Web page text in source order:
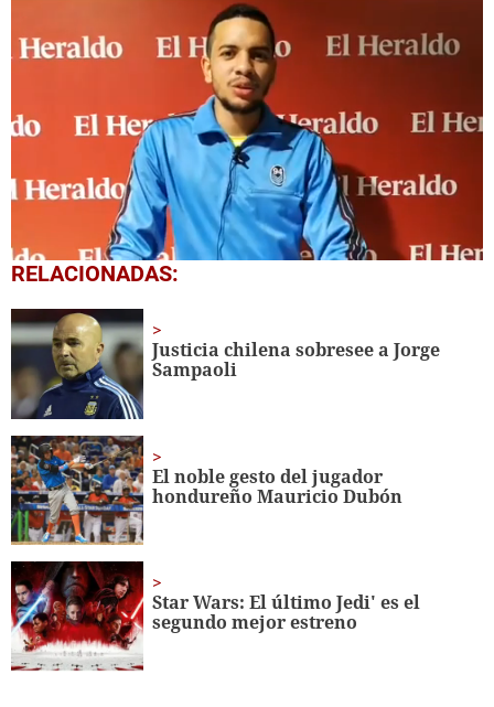
0
seconds
5
minutes,
seconds
RELACIONADAS:
Justicia chilena sobresee a Jorge
Sampaoli
El noble gesto del jugador
hondureño Mauricio Dubón
Star Wars: El último Jedi' es el
segundo mejor estreno